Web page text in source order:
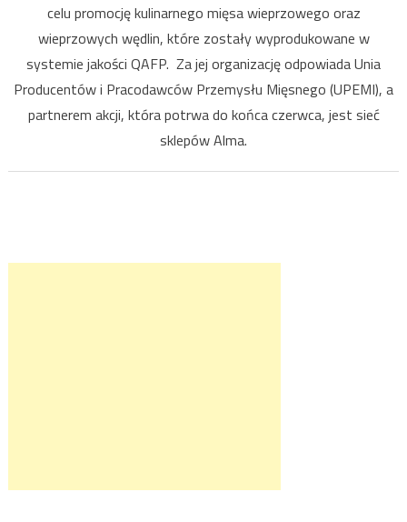
celu promocję kulinarnego mięsa wieprzowego oraz
wieprzowych wędlin, które zostały wyprodukowane w
systemie jakości QAFP. Za jej organizację odpowiada Unia
Producentów i Pracodawców Przemysłu Mięsnego (UPEMI), a
partnerem akcji, która potrwa do końca czerwca, jest sieć
sklepów Alma.